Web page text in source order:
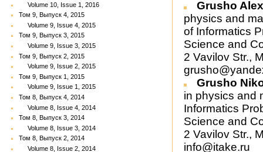
Volume 10, Issue 1, 2016
Том 9, Выпуск 4, 2015
Volume 9, Issue 4, 2015
Том 9, Выпуск 3, 2015
Volume 9, Issue 3, 2015
Том 9, Выпуск 2, 2015
Volume 9, Issue 2, 2015
Том 9, Выпуск 1, 2015
Volume 9, Issue 1, 2015
Том 8, Выпуск 4, 2014
Volume 8, Issue 4, 2014
Том 8, Выпуск 3, 2014
Volume 8, Issue 3, 2014
Том 8, Выпуск 2, 2014
Volume 8, Issue 2, 2014
Grusho
physics and
of Informatics
Science and
2 Vavilov Str.,
Grusho
in physics and
Informatics
Science and
2 Vavilov Str.,
info@itake.ru